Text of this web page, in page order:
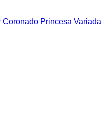
Princesa Variada